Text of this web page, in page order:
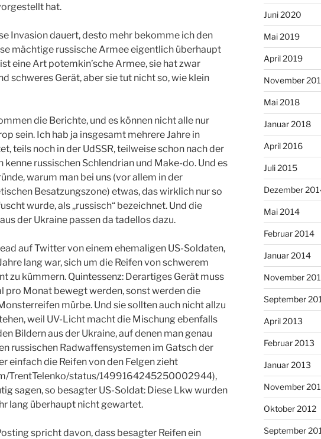
hat.
Invasion dauert, desto mehr bekomme ich den
mächtige russische Armee eigentlich überhaupt
eine Art potemkin’sche Armee, sie hat zwar
schweres Gerät, aber sie tut nicht so, wie klein
die Berichte, und es können nicht alle nur
sein. Ich hab ja insgesamt mehrere Jahre in
teils noch in der UdSSR, teilweise schon nach der
kenne russischen Schlendrian und Make-do. Und es
warum man bei uns (vor allem in der
Besatzungszone) etwas, das wirklich nur so
wurde, als ,,russisch“ bezeichnet. Und die
der Ukraine passen da tadellos dazu.
auf Twitter von einem ehemaligen US-Soldaten,
lang war, sich um die Reifen von schwerem
zu kümmern. Quintessenz: Derartiges Gerät muss
pro Monat bewegt werden, sonst werden die
mürbe. Und sie sollten auch nicht allzu
weil UV-Licht macht die Mischung ebenfalls
Bildern aus der Ukraine, auf denen man genau
russischen Radwaffensystemen im Gatsch der
einfach die Reifen von den Felgen zieht
TrentTelenko/status/1499164245250002944),
sagen, so besagter US-Soldat: Diese Lkw wurden
lang überhaupt nicht gewartet.
spricht davon, dass besagter Reifen ein
Juni 2020
Mai 2019
April 2019
November
Mai 2018
Januar 2018
April 2016
Juli 2015
Dezember
Mai 2014
Februar 2014
Januar 2014
November
September
April 2013
Februar 2013
Januar 2013
November
Oktober 2012
September